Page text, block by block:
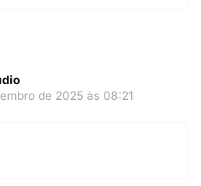
de 2025 às 08:21